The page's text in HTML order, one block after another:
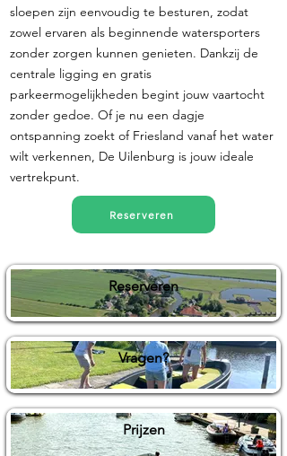
sloepen zijn eenvoudig te besturen, zodat
zowel ervaren als beginnende watersporters
zonder zorgen kunnen genieten. Dankzij de
centrale ligging en gratis
parkeermogelijkheden begint jouw vaartocht
zonder gedoe. Of je nu een dagje
ontspanning zoekt of Friesland vanaf het water
wilt verkennen, De Uilenburg is jouw ideale
vertrekpunt.
Reserveren
Reserveren
Vragen?
Prijzen